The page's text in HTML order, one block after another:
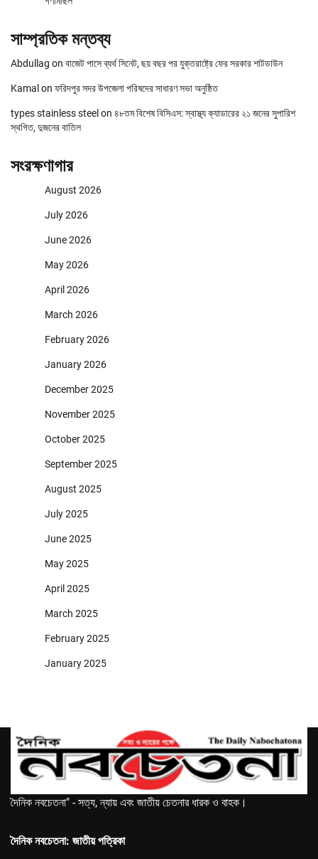
সাম্প্রতিক মন্তব্য
Abdullag on বাজেট পাসে ব্যর্থ সিনেট, ছয় বছর পর যুক্তরাষ্ট্রে ফের সরকার শাটডাউন
Kamal on ফরিদপুর সদর উপজেলা পরিষদের সাধারণ সভা অনুষ্ঠিত
types stainless steel on ৪৮তম বিশেষ বিসিএস: স্বাস্থ্য ক্যাডারের ২১ জনের সুপারিশ
স্থগিত, দুজনের বাতিল
সংরক্ষণাগার
August 2026
July 2026
June 2026
May 2026
April 2026
March 2026
February 2026
January 2026
December 2025
November 2025
October 2025
September 2025
August 2025
July 2025
June 2025
May 2025
April 2025
March 2025
February 2025
January 2025
দৈনিক নবচেতনা" - সত্য, ন্যায় এবং জাতীয় চেতনার ধারক ও বাহক।
দৈনিক নবচেতনা: জাতীয় পত্রিকা